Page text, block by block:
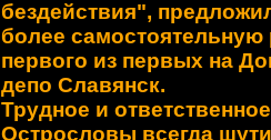
бездействия",
более самостоятельную
первого из первых на
депо Славянск.
Трудное и
Острословы всегда